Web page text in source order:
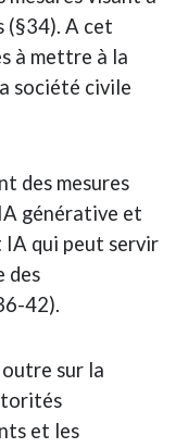
A cet
à mettre à la
société civile
des mesures
générative et
IA qui peut servir
des
42).
sur la
et les